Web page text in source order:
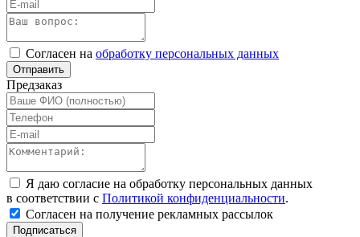
Согласен на обработку персональных данных
Отправить
Предзаказ
Я даю согласие на обработку персональных данных
в соответствии с Политикой конфиденциальности.
Согласен на получение рекламных рассылок
Подписаться